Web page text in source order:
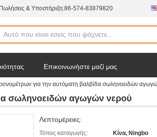
Πωλήσεις & Υποστήριξη:86-574-83879820
Επικοινωνήστε μαζί μας
για την αυτόματη βαλβίδα σωληνοειδών
σωληνοειδών αγωγών νερού
Λεπτομέρειες:
Τόπος καταγωγής:
Κίνα, Ningbo